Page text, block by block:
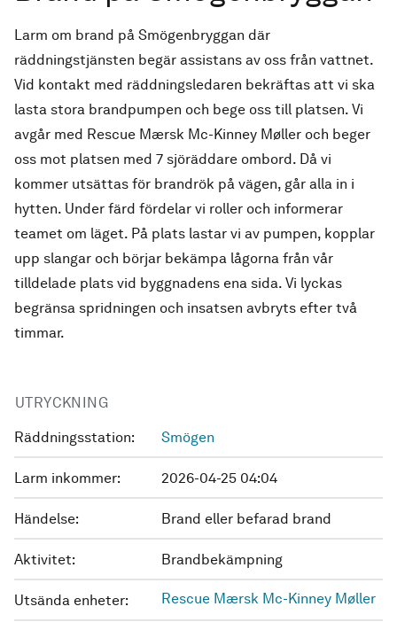
Larm om brand på Smögenbryggan där
räddningstjänsten begär assistans av oss från vattnet.
Vid kontakt med räddningsledaren bekräftas att vi ska
lasta stora brandpumpen och bege oss till platsen. Vi
avgår med Rescue Mærsk Mc-Kinney Møller och beger
oss mot platsen med 7 sjöräddare ombord. Då vi
kommer utsättas för brandrök på vägen, går alla in i
hytten. Under färd fördelar vi roller och informerar
teamet om läget. På plats lastar vi av pumpen, kopplar
upp slangar och börjar bekämpa lågorna från vår
tilldelade plats vid byggnadens ena sida. Vi lyckas
begränsa spridningen och insatsen avbryts efter två
timmar.
UTRYCKNING
Räddningsstation: Smögen
Larm inkommer: 2026-04-25 04:04
Händelse: Brand eller befarad brand
Aktivitet: Brandbekämpning
Utsända enheter: Rescue Mærsk Mc-Kinney Møller